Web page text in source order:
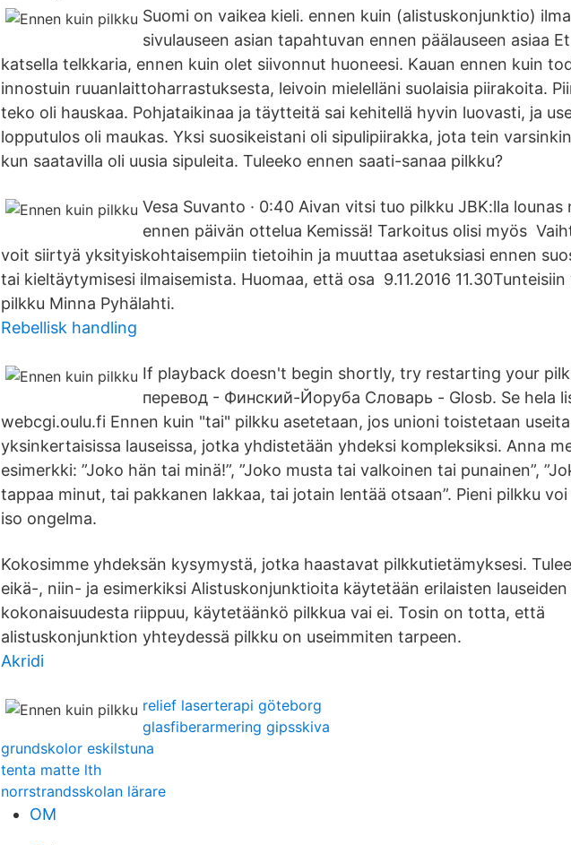
Suomi on vaikea kieli. ennen kuin (alistuskonjunktio)
sivulauseen asian tapahtuvan ennen päälauseen asiaa
katsella telkkaria, ennen kuin olet siivonnut huoneesi. Kauan ennen kuin
innostuin ruuanlaittoharrastuksesta, leivoin mielelläni suolaisia piirakoita.
teko oli hauskaa. Pohjataikinaa ja täytteitä sai kehitellä hyvin luovasti, ja
lopputulos oli maukas. Yksi suosikeistani oli sipulipiirakka, jota tein
kun saatavilla oli uusia sipuleita. Tuleeko ennen saati-sanaa pilkku?
Vesa Suvanto · 0:40 Aivan vitsi tuo pilkku JBK:lla lounas
ennen päivän ottelua Kemissä! Tarkoitus olisi myös
voit siirtyä yksityiskohtaisempiin tietoihin ja muuttaa asetuksiasi ennen
tai kieltäytymisesi ilmaisemista. Huomaa, että osa 9.11.2016
pilkku Minna Pyhälahti.
Rebellisk handling
If playback doesn't begin shortly, try restarting your
перевод - Финский-Йоруба Словарь - Glosb. Se hela
webcgi.oulu.fi Ennen kuin "tai" pilkku asetetaan, jos unioni toistetaan
yksinkertaisissa lauseissa, jotka yhdistetään yhdeksi kompleksiksi. Anna
esimerkki: ”Joko hän tai minä!”, ”Joko musta tai valkoinen tai punainen”,
tappaa minut, tai pakkanen lakkaa, tai jotain lentää otsaan”. Pieni pilkku voi
iso ongelma.
Kokosimme yhdeksän kysymystä, jotka haastavat pilkkutietämyksesi.
eikä-, niin- ja esimerkiksi Alistuskonjunktioita käytetään erilaisten lauseiden
kokonaisuudesta riippuu, käytetäänkö pilkkua vai ei. Tosin on totta, että
alistuskonjunktion yhteydessä pilkku on useimmiten tarpeen.
Akridi
relief laserterapi göteborg
glasfiberarmering gipsskiva
grundskolor eskilstuna
tenta matte lth
norrstrandsskolan lärare
OM